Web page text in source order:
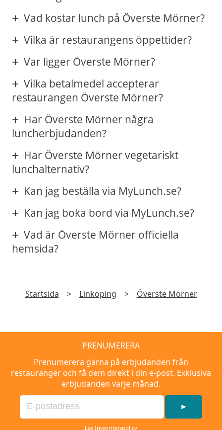
Vad kostar lunch på Överste Mörner?
Vilka är restaurangens öppettider?
Var ligger Överste Mörner?
Vilka betalmedel accepterar
restaurangen Överste Mörner?
Har Överste Mörner några
luncherbjudanden?
Har Överste Mörner vegetariskt
lunchalternativ?
Kan jag beställa via MyLunch.se?
Kan jag boka bord via MyLunch.se?
Vad är Överste Mörner officiella
hemsida?
Startsida > Linköping > Överste Mörner
PRENUMERERA
Prenumerera gärna på erbjudanden från
restauranger och få dem direkt i din e-post. Exklusiva
erbjudanden varje månad.
►
Läs Integritetspolicy